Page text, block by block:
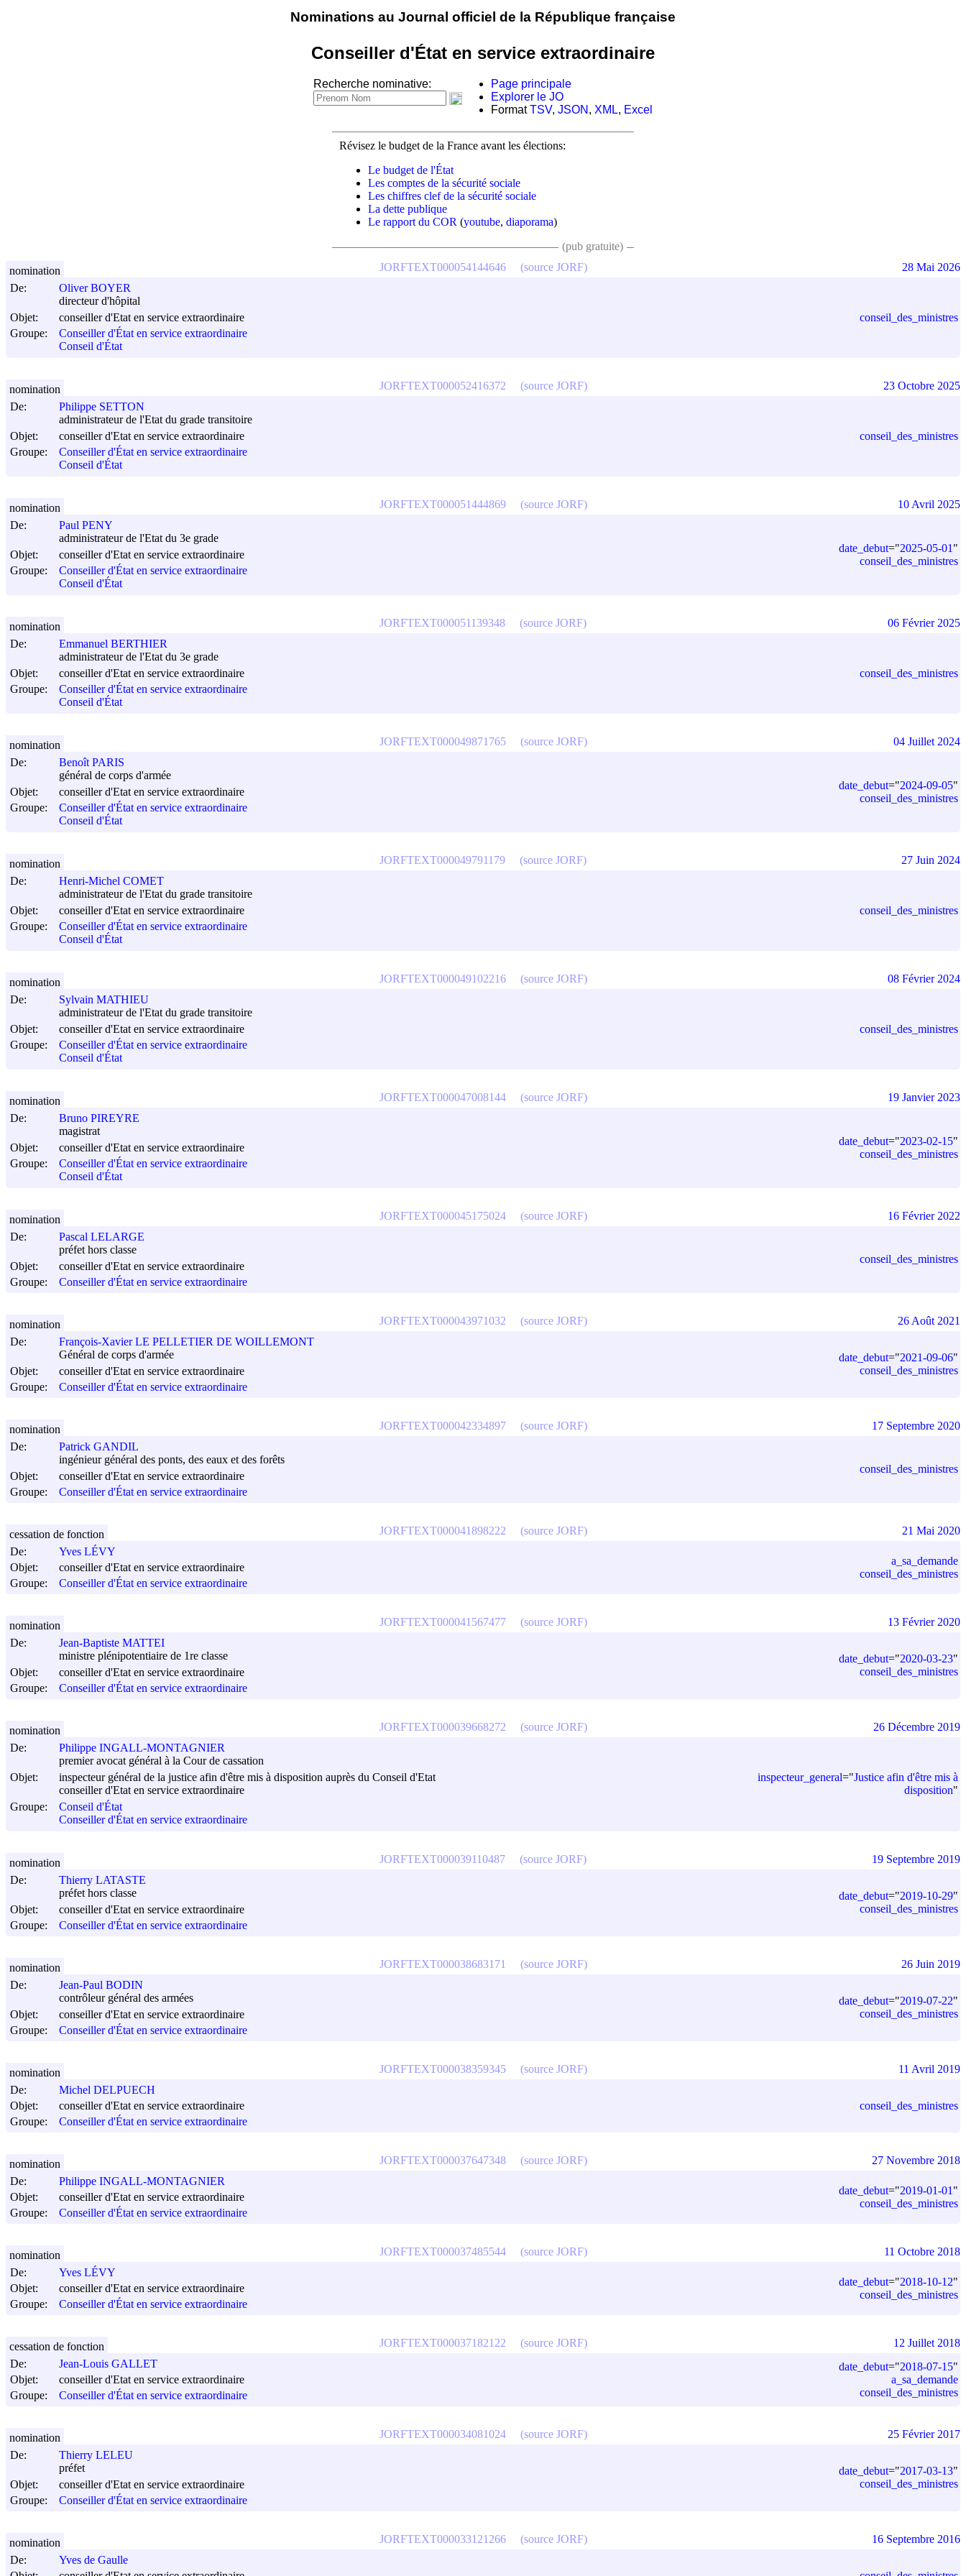
Nominations au Journal officiel de la République française
Conseiller d'État en service extraordinaire
Recherche nominative:
Page principale
Explorer le JO
FormatTSV, JSON , XML, Excel
Révisez le budget de la France avant les élections:
Le budget de l'État
Les comptes de la sécurité sociale
Les chiffres clef de la sécurité sociale
La dette publique
Le rapport du COR (youtube, diaporama)
(pub gratuite)
De:
Oliver BOYER
directeur d'hôpital
Objet:
conseiller d'Etat en service extraordinaire
Groupe:
Conseiller d'État en service extraordinaire
Conseil d'État
conseil_des_ministres
JORFTEXT000054144646 (source JORF)
nomination 28 Mai 2026
De:
Philippe SETTON
administrateur de l'Etat du grade transitoire
Objet:
conseiller d'Etat en service extraordinaire
Groupe:
Conseiller d'État en service extraordinaire
Conseil d'État
conseil_des_ministres
JORFTEXT000052416372 (source JORF)
nomination 23 Octobre 2025
De:
Paul PENY
administrateur de l'Etat du 3e grade
Objet:
conseiller d'Etat en service extraordinaire
Groupe:
Conseiller d'État en service extraordinaire
Conseil d'État
date_debut="2025-05-01 "
conseil_des_ministres
JORFTEXT000051444869 (source JORF)
nomination 10 Avril 2025
De:
Emmanuel BERTHIER
administrateur de l'Etat du 3e grade
Objet:
conseiller d'Etat en service extraordinaire
Groupe:
Conseiller d'État en service extraordinaire
Conseil d'État
conseil_des_ministres
JORFTEXT000051139348 (source JORF)
nomination 06 Février 2025
De:
Benoît PARIS
général de corps d'armée
Objet:
conseiller d'Etat en service extraordinaire
Groupe:
Conseiller d'État en service extraordinaire
Conseil d'État
date_debut="2024-09-05"
conseil_des_ministres
JORFTEXT000049871765 (source JORF)
nomination 04 Juillet 2024
De:
Henri-Michel COMET
administrateur de l'Etat du grade transitoire
Objet:
conseiller d'Etat en service extraordinaire
Groupe:
Conseiller d'État en service extraordinaire
Conseil d'État
conseil_des_ministres
JORFTEXT000049791179 (source JORF)
nomination 27 Juin 2024
De:
Sylvain MATHIEU
administrateur de l'Etat du grade transitoire
Objet:
conseiller d'Etat en service extraordinaire
Groupe:
Conseiller d'État en service extraordinaire
Conseil d'État
conseil_des_ministres
JORFTEXT000049102216 (source JORF)
nomination 08 Février 2024
De:
Bruno PIREYRE
magistrat
Objet:
conseiller d'Etat en service extraordinaire
Groupe:
Conseiller d'État en service extraordinaire
Conseil d'État
date_debut="2023-02-15"
conseil_des_ministres
JORFTEXT000047008144 (source JORF)
nomination 19 Janvier 2023
De:
Pascal LELARGE
préfet hors classe
Objet:
conseiller d'Etat en service extraordinaire
Groupe:
Conseiller d'État en service extraordinaire
conseil_des_ministres
JORFTEXT000045175024 (source JORF)
nomination 16 Février 2022
De:
François-Xavier LE PELLETIER DE WOILLEMONT
Général de corps d'armée
Objet:
conseiller d'Etat en service extraordinaire
Groupe:
Conseiller d'État en service extraordinaire
date_debut="2021-09-06"
conseil_des_ministres
JORFTEXT000043971032 (source JORF)
nomination 26 Août 2021
De:
Patrick GANDIL
ingénieur général des ponts, des eaux et des forêts
Objet:
conseiller d'Etat en service extraordinaire
Groupe:
Conseiller d'État en service extraordinaire
conseil_des_ministres
JORFTEXT000042334897 (source JORF)
nomination 17 Septembre 2020
De:
Yves LÉVY
Objet:
conseiller d'Etat en service extraordinaire
Groupe:
Conseiller d'État en service extraordinaire
a_sa_demande
conseil_des_ministres
JORFTEXT000041898222 (source JORF)
cessation de fonction 21 Mai 2020
De:
Jean-Baptiste MATTEI
ministre plénipotentiaire de 1re classe
Objet:
conseiller d'Etat en service extraordinaire
Groupe:
Conseiller d'État en service extraordinaire
date_debut="2020-03-23"
conseil_des_ministres
JORFTEXT000041567477 (source JORF)
nomination 13 Février 2020
De:
Philippe INGALL-MONTAGNIER
premier avocat général à la Cour de cassation
Objet:
inspecteur général de la justice afin d'être mis à disposition auprès du Conseil d'Etat
conseiller d'Etat en service extraordinaire
Groupe:
Conseil d'État
Conseiller d'État en service extraordinaire
inspecteur_general="Justice afin d'être mis à
disposition"
JORFTEXT000039668272 (source JORF)
nomination 26 Décembre 2019
De:
Thierry LATASTE
préfet hors classe
Objet:
conseiller d'Etat en service extraordinaire
Groupe:
Conseiller d'État en service extraordinaire
date_debut="2019-10-29"
conseil_des_ministres
JORFTEXT000039110487 (source JORF)
nomination 19 Septembre 2019
De:
Jean-Paul BODIN
contrôleur général des armées
Objet:
conseiller d'Etat en service extraordinaire
Groupe:
Conseiller d'État en service extraordinaire
date_debut="2019-07-22"
conseil_des_ministres
JORFTEXT000038683171 (source JORF)
nomination 26 Juin 2019
De:
Michel DELPUECH
Objet:
conseiller d'Etat en service extraordinaire
Groupe:
Conseiller d'État en service extraordinaire
conseil_des_ministres
JORFTEXT000038359345 (source JORF)
nomination 11 Avril 2019
De:
Philippe INGALL-MONTAGNIER
Objet:
conseiller d'Etat en service extraordinaire
Groupe:
Conseiller d'État en service extraordinaire
date_debut="2019-01-01 "
conseil_des_ministres
JORFTEXT000037647348 (source JORF)
nomination 27 Novembre 2018
De:
Yves LÉVY
Objet:
conseiller d'Etat en service extraordinaire
Groupe:
Conseiller d'État en service extraordinaire
date_debut="2018-10-12"
conseil_des_ministres
JORFTEXT000037485544 (source JORF)
nomination 11 Octobre 2018
De:
Jean-Louis GALLET
Objet:
conseiller d'Etat en service extraordinaire
Groupe:
Conseiller d'État en service extraordinaire
date_debut="2018-07-15"
a_sa_demande
conseil_des_ministres
JORFTEXT000037182122 (source JORF)
cessation de fonction 12 Juillet 2018
De:
Thierry LELEU
préfet
Objet:
conseiller d'Etat en service extraordinaire
Groupe:
Conseiller d'État en service extraordinaire
date_debut="2017-03-13"
conseil_des_ministres
JORFTEXT000034081024 (source JORF)
nomination 25 Février 2017
De:
Yves de Gaulle
JORFTEXT000033121266 (source JORF)
nomination 16 Septembre 2016